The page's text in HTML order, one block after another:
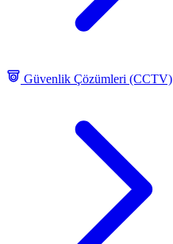
Güvenlik Çözümleri (CCTV)